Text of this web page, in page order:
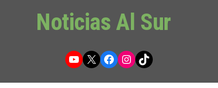
Noticias Al Sur
YouTube
X Facebook
Instagram
TikTok